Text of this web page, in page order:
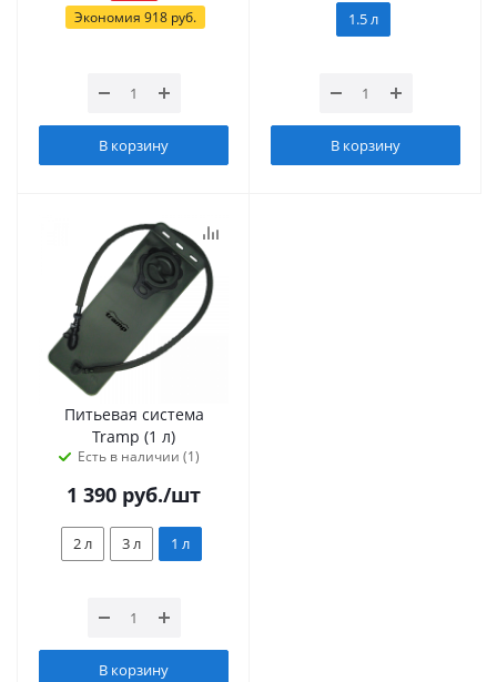
Экономия 918 руб.
В корзину
1.5 л
В корзину
Питьевая система
Tramp (1 л)
Есть в наличии (1)
1 390 руб./шт
2 л 3 л 1 л
В корзину